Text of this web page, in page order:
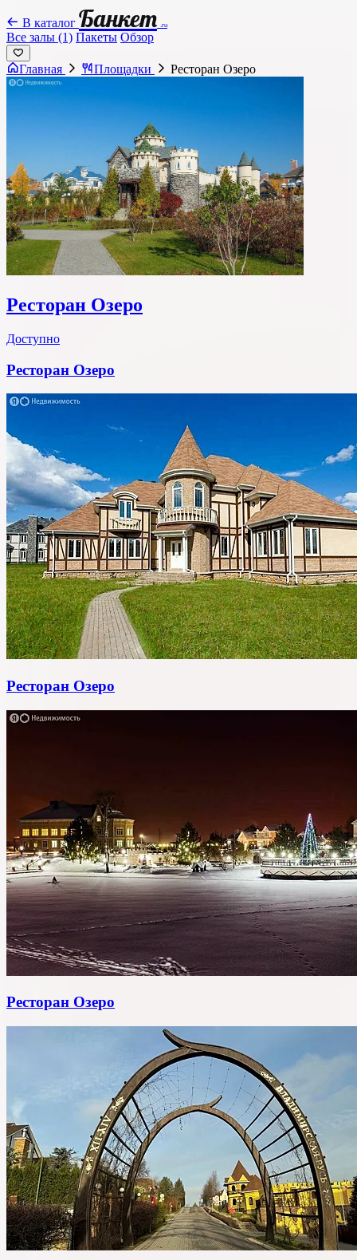
В каталог Банкет .ru
Все залы (1) Пакеты Обзор
Главная Площадки Ресторан Озеро
Ресторан Озеро
Доступно
Ресторан Озеро
Ресторан Озеро
Ресторан Озеро